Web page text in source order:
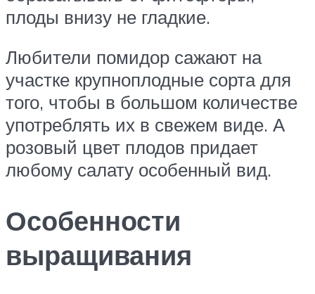
плоды внизу не гладкие.
Любители помидор сажают на
участке крупноплодные сорта для
того, чтобы в большом количестве
употреблять их в свежем виде. А
розовый цвет плодов придает
любому салату особенный вид.
Особенности
выращивания